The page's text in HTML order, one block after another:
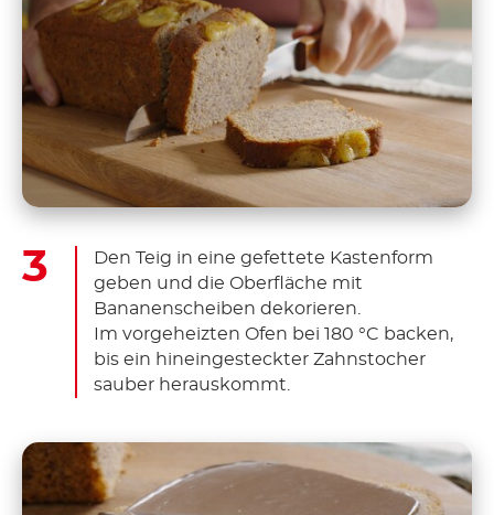
Den Teig in eine gefettete Kastenform
geben und die Oberfläche mit
Bananenscheiben dekorieren.
Im vorgeheizten Ofen bei 180 °C backen,
bis ein hineingesteckter Zahnstocher
sauber herauskommt.